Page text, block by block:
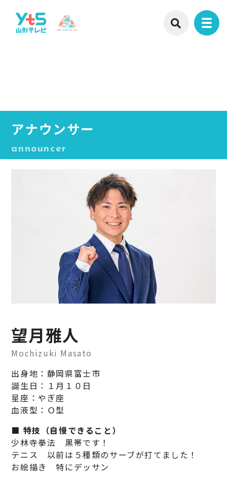
アナウンサー
announcer
望月雅人
Mochizuki Masato
出身地：静岡県富士市
誕生日：１月１０日
星座：やぎ座
血液型：Ｏ型
■ 特技（自慢できること）
少林寺拳法 黒帯です！
テニス 以前は５種類のサーブが打てました！
お絵描き 特にデッサン